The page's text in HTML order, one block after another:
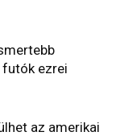
ezrei
az amerikai